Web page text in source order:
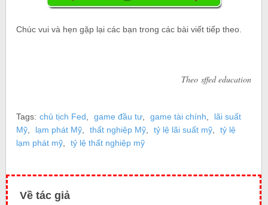
Chúc vui và hẹn gặp lại các bạn trong các bài viết tiếp theo.
Theo sffed education
Tags: chủ tịch Fed, game đầu tư, game tài chính,
lãi suất
Mỹ, lạm phát Mỹ, thất nghiệp Mỹ, tỷ lệ lãi suất mỹ,
tỷ lệ
lạm phát mỹ, tỷ lệ thất nghiệp mỹ
Về tác giả